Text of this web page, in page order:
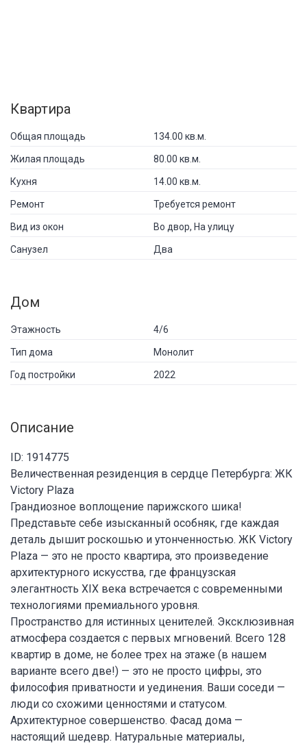
Квартира
Общая площадь 134.00 кв.м.
Жилая площадь 80.00 кв.м.
Кухня 14.00 кв.м.
Ремонт Требуется ремонт
Вид из окон Во двор, На улицу
Санузел Два
Дом
Этажность 4/6
Тип дома Монолит
Год постройки 2022
Описание
ID: 1914775
Величественная резиденция в сердце Петербурга: ЖК
Victory Plaza
Грандиозное воплощение парижского шика!
Представьте себе изысканный особняк, где каждая
деталь дышит роскошью и утонченностью. ЖК Victory
Plaza — это не просто квартира, это произведение
архитектурного искусства, где французская
элегантность XIX века встречается с современными
технологиями премиального уровня.
Пространство для истинных ценителей. Эксклюзивная
атмосфера создается с первых мгновений. Всего 128
квартир в доме, не более трех на этаже (в нашем
варианте всего две!) — это не просто цифры, это
философия приватности и уединения. Ваши соседи —
люди со схожими ценностями и статусом.
Архитектурное совершенство. Фасад дома —
настоящий шедевр. Натуральные материалы,